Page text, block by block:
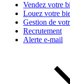
Vendez votre
Louez votre
Gestion de
Recrutement
Alerte e-mail